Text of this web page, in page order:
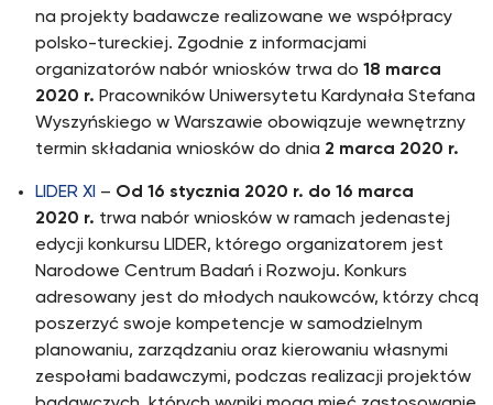
na projekty badawcze realizowane we współpracy
polsko-tureckiej. Zgodnie z informacjami
organizatorów nabór wniosków trwa do 18 marca
2020 r. Pracowników Uniwersytetu Kardynała Stefana
Wyszyńskiego w Warszawie obowiązuje wewnętrzny
termin składania wniosków do dnia 2 marca 2020 r.
LIDER XI – Od 16 stycznia 2020 r. do 16 marca
2020 r. trwa nabór wniosków w ramach jedenastej
edycji konkursu LIDER, którego organizatorem jest
Narodowe Centrum Badań i Rozwoju. Konkurs
adresowany jest do młodych naukowców, którzy chcą
poszerzyć swoje kompetencje w samodzielnym
planowaniu, zarządzaniu oraz kierowaniu własnymi
zespołami badawczymi, podczas realizacji projektów